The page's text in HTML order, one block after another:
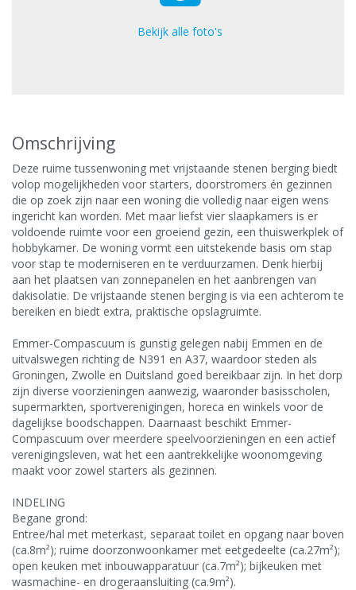
Bekijk alle foto's
Omschrijving
Deze ruime tussenwoning met vrijstaande stenen berging biedt
volop mogelijkheden voor starters, doorstromers én gezinnen
die op zoek zijn naar een woning die volledig naar eigen wens
ingericht kan worden. Met maar liefst vier slaapkamers is er
voldoende ruimte voor een groeiend gezin, een thuiswerkplek of
hobbykamer. De woning vormt een uitstekende basis om stap
voor stap te moderniseren en te verduurzamen. Denk hierbij
aan het plaatsen van zonnepanelen en het aanbrengen van
dakisolatie. De vrijstaande stenen berging is via een achterom te
bereiken en biedt extra, praktische opslagruimte.
Emmer-Compascuum is gunstig gelegen nabij Emmen en de
uitvalswegen richting de N391 en A37, waardoor steden als
Groningen, Zwolle en Duitsland goed bereikbaar zijn. In het dorp
zijn diverse voorzieningen aanwezig, waaronder basisscholen,
supermarkten, sportverenigingen, horeca en winkels voor de
dagelijkse boodschappen. Daarnaast beschikt Emmer-
Compascuum over meerdere speelvoorzieningen en een actief
verenigingsleven, wat het een aantrekkelijke woonomgeving
maakt voor zowel starters als gezinnen.
INDELING
Begane grond:
Entree/hal met meterkast, separaat toilet en opgang naar boven
(ca.8m²); ruime doorzonwoonkamer met eetgedeelte (ca.27m²);
open keuken met inbouwapparatuur (ca.7m²); bijkeuken met
wasmachine- en drogeraansluiting (ca.9m²).